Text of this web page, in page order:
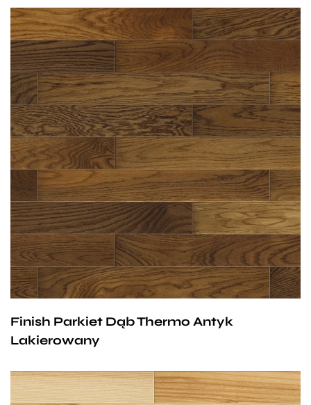
lakier trwale związany z drewnem,
nie pęka, nie łuszczy się,
wysoka odporność na ścieranie.
olejowoskowane:
trzy warstwy olejowosku,
głęboka impregnacja drewna
poprzez wnikanie oleju,
wysoka odporność na ścieranie.
Charakterystyka drewna:
kolorystyka zbliżona,barwa ciemna
antyczna,słój dowolny, bez bieli,sęki
zdrowe,dopuszczalny błyszcz, obróbka
termiczna,nadaje się na ogrzewanie
podłogowe.Rodzaje wykończeń:
lakierowane:
siedmiowarstwowe pokrycie
lakier trwale związany z drewnem,
Finish Parkiet Dąb Thermo Antyk
Lakierowany